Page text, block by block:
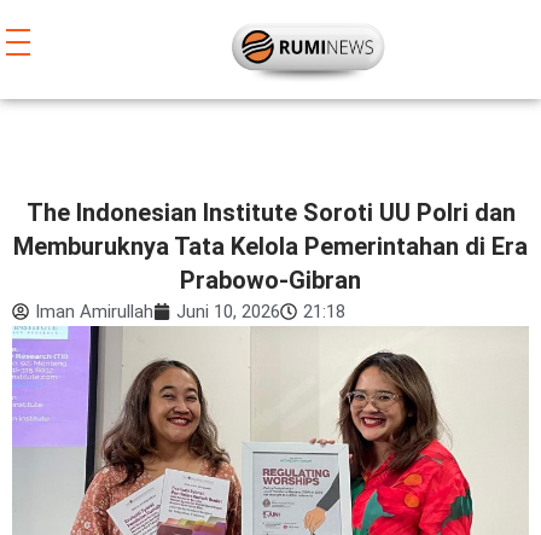
ke
The Indonesian Institute Soroti UU Polri dan
Memburuknya Tata Kelola Pemerintahan di Era
Prabowo-Gibran
Iman Amirullah Juni 10, 2026 21:18